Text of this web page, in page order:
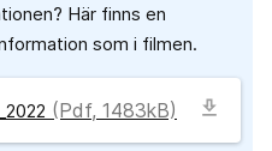
Här finns en
som i filmen.
(Pdf, 1483kB) download